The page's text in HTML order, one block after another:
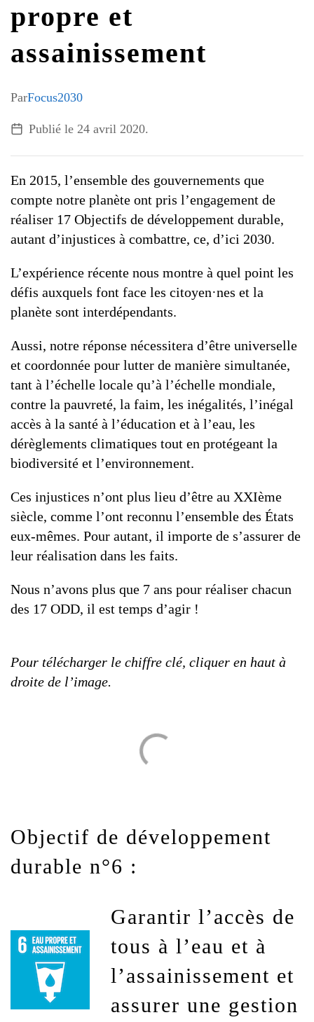
TOUS LES THÈMES
VIDÉOS
propre et
assainissement
ParFocus2030
Publié le 24 avril 2020.
En 2015, l’ensemble des gouvernements que
compte notre planète ont pris l’engagement de
réaliser 17 Objectifs de développement durable,
autant d’injustices à combattre, ce, d’ici 2030.
L’expérience récente nous montre à quel point les
défis auxquels font face les citoyen·nes et la
planète sont interdépendants.
Aussi, notre réponse nécessitera d’être universelle
et coordonnée pour lutter de manière simultanée,
tant à l’échelle locale qu’à l’échelle mondiale,
contre la pauvreté, la faim, les inégalités, l’inégal
accès à la santé à l’éducation et à l’eau, les
dérèglements climatiques tout en protégeant la
biodiversité et l’environnement.
Ces injustices n’ont plus lieu d’être au XXIème
siècle, comme l’ont reconnu l’ensemble des États
eux-mêmes. Pour autant, il importe de s’assurer de
leur réalisation dans les faits.
Nous n’avons plus que 7 ans pour réaliser chacun
des 17 ODD, il est temps d’agir !
Pour télécharger le chiffre clé, cliquer en haut à
droite de l’image.
Objectif de développement
durable n°6 :
Garantir l’accès de
tous à l’eau et à
l’assainissement et
assurer une gestion